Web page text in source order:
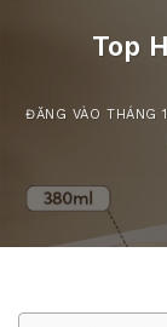
Top
ĐĂNG VÀOTHÁNG